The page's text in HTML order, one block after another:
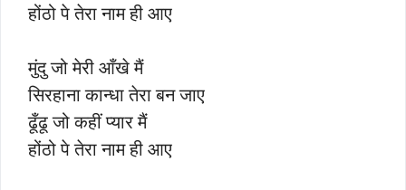
होंठो पे तेरा नाम ही आए
मुंदु जो मेरी आँखे मैं
सिरहाना कान्धा तेरा बन जाए
ढूँढू जो कहीं प्यार मैं
होंठो पे तेरा नाम ही आए